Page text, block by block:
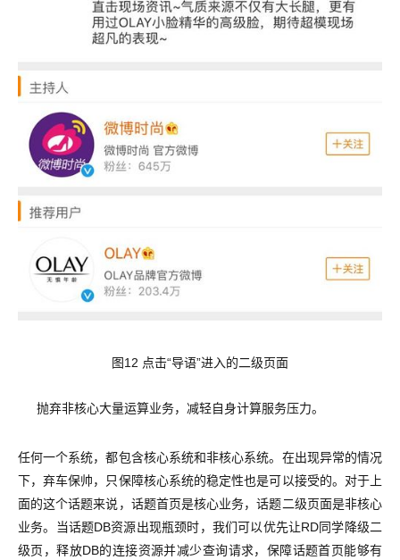
图12 点击“导语”进入的二级页面
抛弃非核心大量运算业务，减轻自身计算服务压力。
任何一个系统，都包含核心系统和非核心系统。在出现异常的情况
下，弃车保帅，只保障核心系统的稳定性也是可以接受的。对于上
面的这个话题来说，话题首页是核心业务，话题二级页面是非核心
业务。当话题DB资源出现瓶颈时，我们可以优先让RD同学降级二
级页，释放DB的连接资源并减少查询请求，保障话题首页能够有